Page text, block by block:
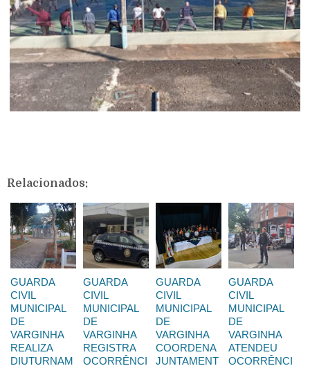
Relacionados:
GUARDA
CIVIL
MUNICIPAL
DE
VARGINHA
REALIZA
DIUTURNAM
GUARDA
CIVIL
MUNICIPAL
DE
VARGINHA
REGISTRA
OCORRÊNCI
GUARDA
CIVIL
MUNICIPAL
DE
VARGINHA
COORDENA
JUNTAMENT
GUARDA
CIVIL
MUNICIPAL
DE
VARGINHA
ATENDEU
OCORRÊNCI